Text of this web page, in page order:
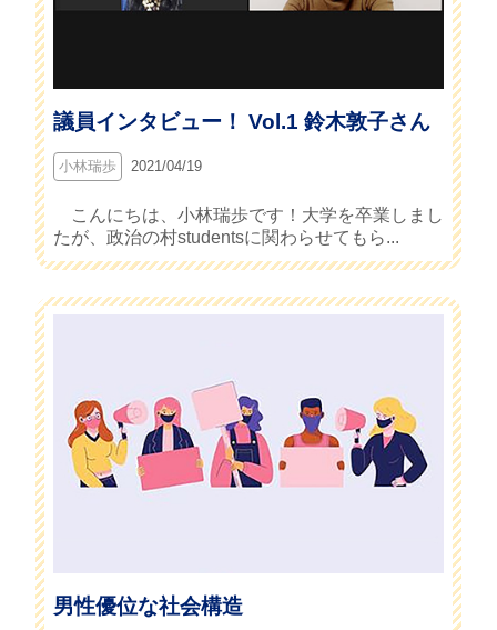
議員インタビュー！ Vol.1 鈴木敦子さん
小林瑞歩 2021/04/19
こんにちは、小林瑞歩です！大学を卒業しまし
たが、政治の村studentsに関わらせてもら...
男性優位な社会構造